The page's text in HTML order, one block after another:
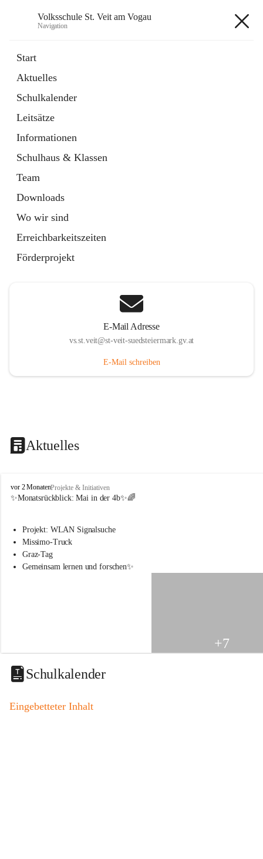
Volksschule St. Veit am Vogau
Navigation
Start
Aktuelles
Schulkalender
Leitsätze
Informationen
Schulhaus & Klassen
Team
Downloads
Wo wir sind
Erreichbarkeitszeiten
Förderprojekt
E-Mail Adresse
vs.st.veit@st-veit-suedsteiermark.gv.at
E-Mail schreiben
Aktuelles
V
o
s
s
c
i
t
a
o
vor 2 MonatenProjekte & Initiativen
✨Monatsrückblick: Mai in der 4b✨🌈
Projekt: WLAN Signalsuche
Missimo-Truck
Graz-Tag
Gemeinsam lernen und forschen✨
+7
Schulkalender
Eingebetteter Inhalt